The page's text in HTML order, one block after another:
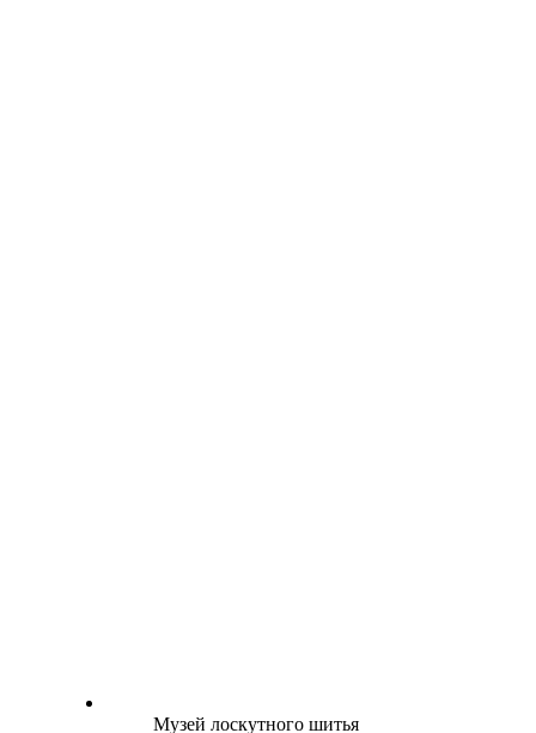
Музей лоскутного шитья